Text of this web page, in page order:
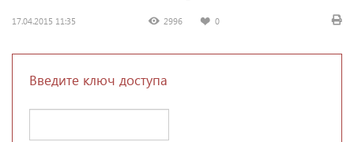
17.04.2015 11:35 2996 0
Введите ключ доступа